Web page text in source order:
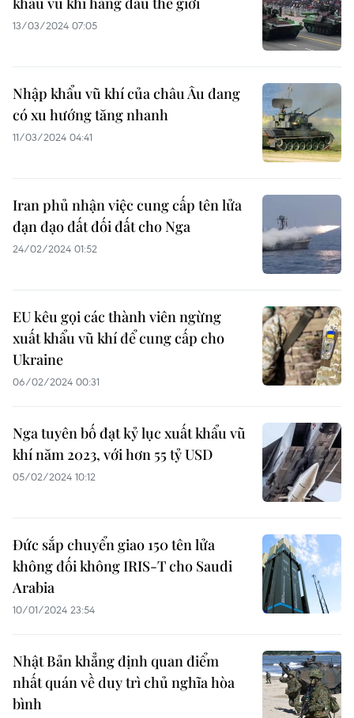
13/03/2024 07:05
Nhập khẩu vũ khí của châu Âu đang
có xu hướng tăng nhanh
11/03/2024 04:41
Iran phủ nhận việc cung cấp tên lửa
đạn đạo đất đối đất cho Nga
24/02/2024 01:52
EU kêu gọi các thành viên ngừng
xuất khẩu vũ khí để cung cấp cho
Ukraine
06/02/2024 00:31
Nga tuyên bố đạt kỷ lục xuất khẩu vũ
khí năm 2023, với hơn 55 tỷ USD
05/02/2024 10:12
Đức sắp chuyển giao 150 tên lửa
không đối không IRIS-T cho Saudi
Arabia
10/01/2024 23:54
Nhật Bản khẳng định quan điểm
nhất quán về duy trì chủ nghĩa hòa
bình